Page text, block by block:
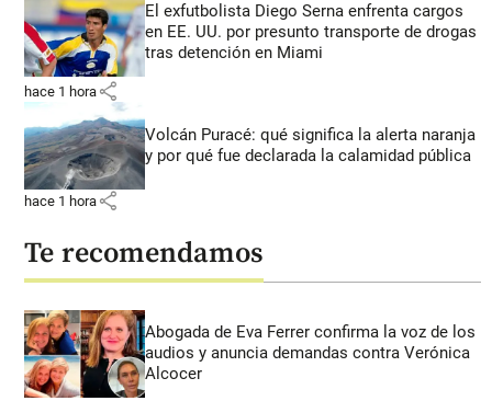
El exfutbolista Diego Serna enfrenta cargos
en EE. UU. por presunto transporte de drogas
tras detención en Miami
hace 1 hora share
Volcán Puracé: qué significa la alerta naranja
y por qué fue declarada la calamidad pública
hace 1 hora share
Te recomendamos
Abogada de Eva Ferrer confirma la voz de los
audios y anuncia demandas contra Verónica
Alcocer